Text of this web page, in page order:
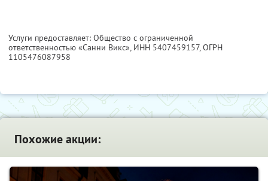
Услуги предоставляет: Общество с ограниченной
ответственностью «Санни Викс», ИНН 5407459157, ОГРН
1105476087958
Похожие акции: